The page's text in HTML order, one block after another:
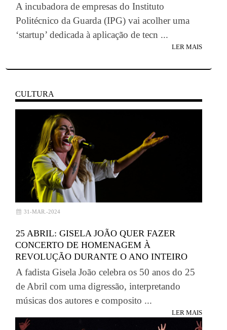
A incubadora de empresas do Instituto
Politécnico da Guarda (IPG) vai acolher uma
‘startup’ dedicada à aplicação de tecn ...
LER MAIS
CULTURA
31-MAR.-2024
25 ABRIL: GISELA JOÃO QUER FAZER
CONCERTO DE HOMENAGEM À
REVOLUÇÃO DURANTE O ANO INTEIRO
A fadista Gisela João celebra os 50 anos do 25
de Abril com uma digressão, interpretando
músicas dos autores e composito ...
LER MAIS